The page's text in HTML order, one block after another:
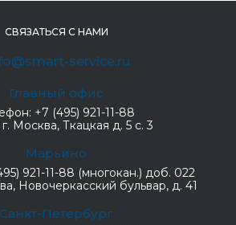
СВЯЗАТЬСЯ С НАМИ
service.ru
Главный офис
+7 (495) 921-11-88
г. Москва, Ткацкая д. 5 с. 3
Марьино
921-11-88 (многокан.) доб. 022
Новочеркасский бульвар, д. 41
Санкт-Петербург